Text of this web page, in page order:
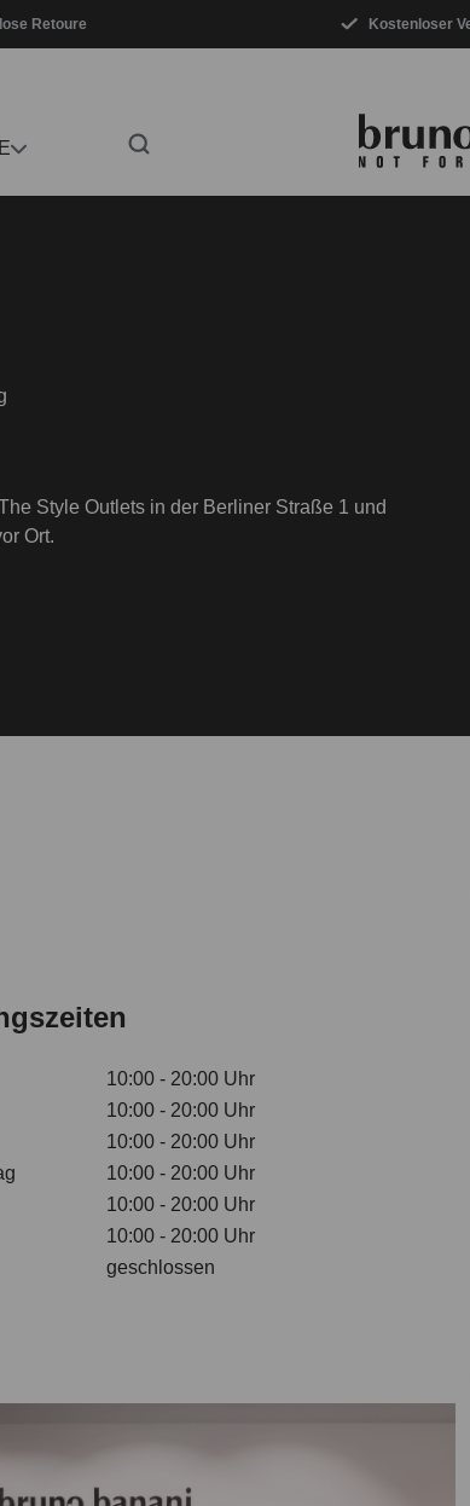
Retoure Kostenloser
Style Outlets in der Berliner Straße 1 und
Ort.
10:00 - 20:00 Uhr
10:00 - 20:00 Uhr
10:00 - 20:00 Uhr
10:00 - 20:00 Uhr
10:00 - 20:00 Uhr
10:00 - 20:00 Uhr
geschlossen